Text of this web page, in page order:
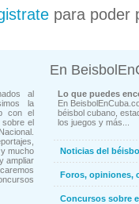
para poder
al
la
con el
sobre el
mucho
ampliar
En
Lo que puedes
En
béisbol cubano,
los juegos y más...
Noticias del
Foros, opiniones,
Concursos sobre